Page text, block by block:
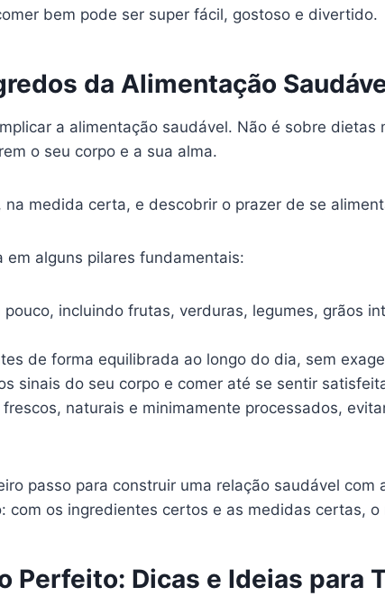
bem pode ser super fácil, gostoso e divertido.
da Alimentação
a alimentação saudável. Não é sobre
o seu corpo e a sua alma.
medida certa, e descobrir o prazer de se
alguns pilares fundamentais:
incluindo frutas, verduras, legumes, grãos
de forma equilibrada ao longo do dia, sem
sinais do seu corpo e comer até se sentir
naturais e minimamente processados,
passo para construir uma relação saudável
com os ingredientes certos e as medidas certas,
Perfeito: Dicas e Ideias para